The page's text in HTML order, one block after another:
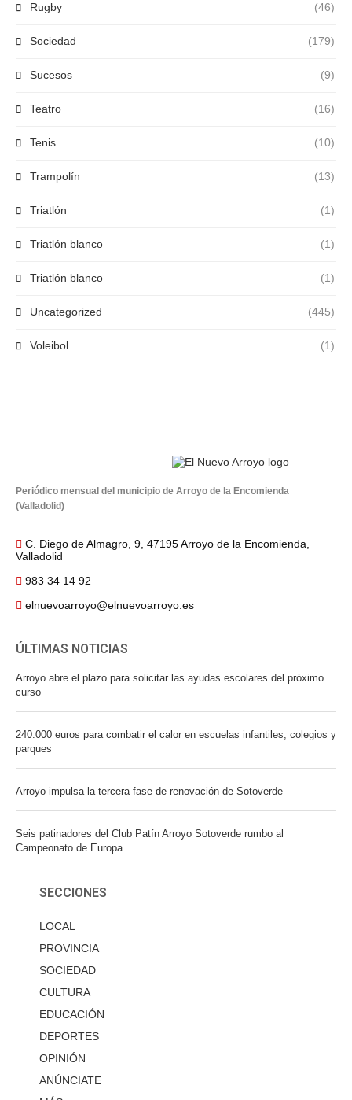
Rugby (46)
Sociedad (179)
Sucesos (9)
Teatro (16)
Tenis (10)
Trampolín (13)
Triatlón (1)
Triatlón blanco (1)
Triatlón blanco (1)
Uncategorized (445)
Voleibol (1)
Periódico mensual del municipio de Arroyo de la Encomienda
(Valladolid)
C. Diego de Almagro, 9, 47195 Arroyo de la Encomienda,
Valladolid
983 34 14 92
elnuevoarroyo@elnuevoarroyo.es
ÚLTIMAS NOTICIAS
Arroyo abre el plazo para solicitar las ayudas escolares del próximo
curso
240.000 euros para combatir el calor en escuelas infantiles, colegios y
parques
Arroyo impulsa la tercera fase de renovación de Sotoverde
Seis patinadores del Club Patín Arroyo Sotoverde rumbo al
Campeonato de Europa
SECCIONES
LOCAL
PROVINCIA
SOCIEDAD
CULTURA
EDUCACIÓN
DEPORTES
OPINIÓN
ANÚNCIATE